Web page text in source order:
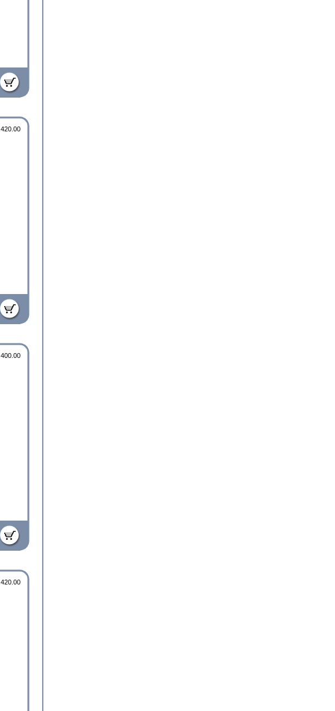
420.00
400.00
420.00